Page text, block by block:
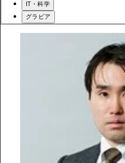
IT・科学
グラビア